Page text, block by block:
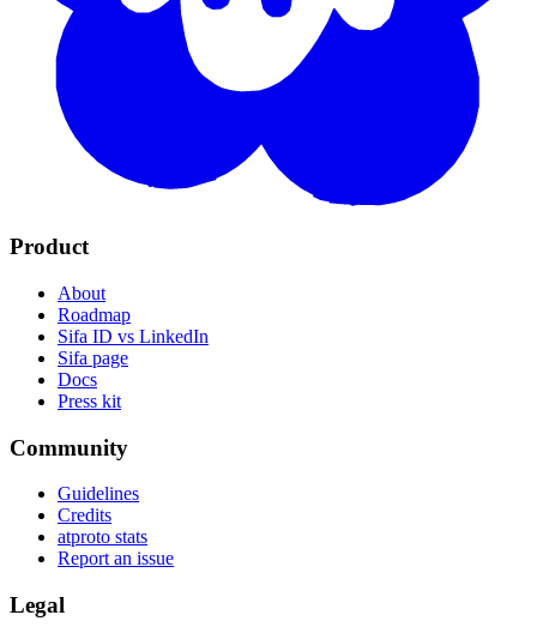
Product
About
Roadmap
Sifa ID vs LinkedIn
Sifa page
Docs
Press kit
Community
Guidelines
Credits
atproto stats
Report an issue
Legal